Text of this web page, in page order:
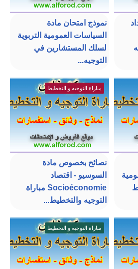
نموذج امتحان مادة
السياسات العمومية التربوية
لسلك المستشارين في
التوجيه...
مباراة التوجيه و التخطيط
نصائح بخصوص مادة
السوسيو - اقتصاد
Socioéconomie مباراة
التوجيه والتخطيط...
مباراة التوجيه و التخطيط